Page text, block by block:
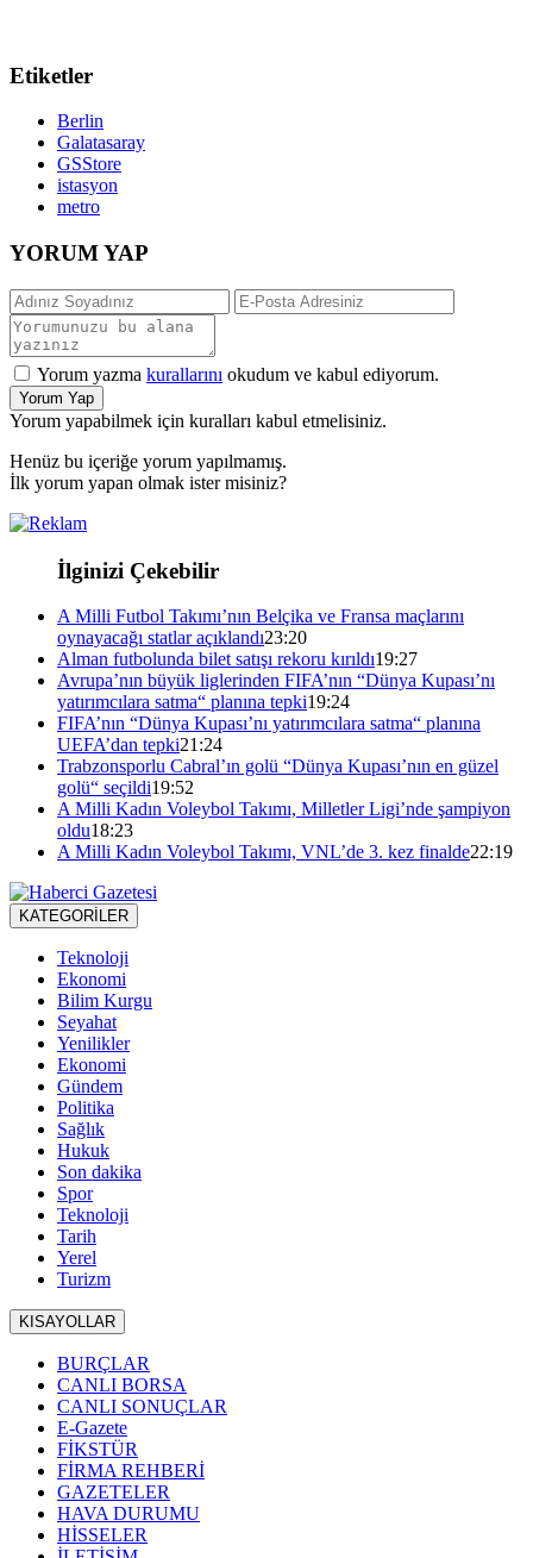
Etiketler
Berlin
Galatasaray
GSStore
istasyon
metro
YORUM YAP
Yorum yazma kurallarını okudum ve kabul ediyorum.
Yorum Yap
Yorum yapabilmek için kuralları kabul etmelisiniz.
Henüz bu içeriğe yorum yapılmamış.
İlk yorum yapan olmak ister misiniz?
İlginizi Çekebilir
A Milli Futbol Takımı’nın Belçika ve Fransa maçlarını
oynayacağı statlar açıklandı23:20
Alman futbolunda bilet satışı rekoru kırıldı19:27
Avrupa’nın büyük liglerinden FIFA’nın “Dünya Kupası’nı
yatırımcılara satma“ planına tepki19:24
FIFA’nın “Dünya Kupası’nı yatırımcılara satma“ planına
UEFA’dan tepki21:24
Trabzonsporlu Cabral’ın golü “Dünya Kupası’nın en güzel
golü“ seçildi19:52
A Milli Kadın Voleybol Takımı, Milletler Ligi’nde şampiyon
oldu18:23
A Milli Kadın Voleybol Takımı, VNL’de 3. kez finalde22:19
KATEGORİLER
Teknoloji
Ekonomi
Bilim Kurgu
Seyahat
Yenilikler
Ekonomi
Gündem
Politika
Sağlık
Hukuk
Son dakika
Spor
Teknoloji
Tarih
Yerel
Turizm
KISAYOLLAR
BURÇLAR
CANLI BORSA
CANLI SONUÇLAR
E-Gazete
FİKSTÜR
FİRMA REHBERİ
GAZETELER
HAVA DURUMU
HİSSELER